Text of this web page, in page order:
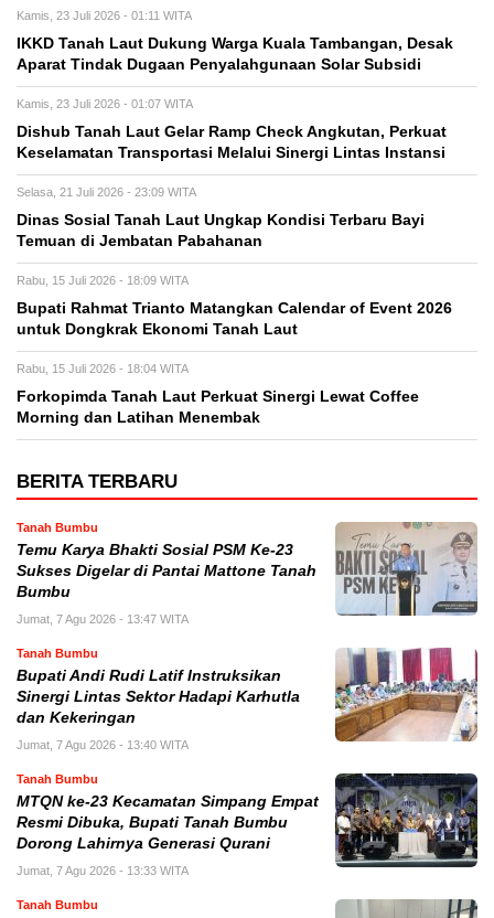
Kamis, 23 Juli 2026 - 01:11 WITA
IKKD Tanah Laut Dukung Warga Kuala Tambangan, Desak
Aparat Tindak Dugaan Penyalahgunaan Solar Subsidi
Kamis, 23 Juli 2026 - 01:07 WITA
Dishub Tanah Laut Gelar Ramp Check Angkutan, Perkuat
Keselamatan Transportasi Melalui Sinergi Lintas Instansi
Selasa, 21 Juli 2026 - 23:09 WITA
Dinas Sosial Tanah Laut Ungkap Kondisi Terbaru Bayi
Temuan di Jembatan Pabahanan
Rabu, 15 Juli 2026 - 18:09 WITA
Bupati Rahmat Trianto Matangkan Calendar of Event 2026
untuk Dongkrak Ekonomi Tanah Laut
Rabu, 15 Juli 2026 - 18:04 WITA
Forkopimda Tanah Laut Perkuat Sinergi Lewat Coffee
Morning dan Latihan Menembak
BERITA TERBARU
Tanah Bumbu
Temu Karya Bhakti Sosial PSM Ke-23
Sukses Digelar di Pantai Mattone Tanah
Bumbu
Jumat, 7 Agu 2026 - 13:47 WITA
Tanah Bumbu
Bupati Andi Rudi Latif Instruksikan
Sinergi Lintas Sektor Hadapi Karhutla
dan Kekeringan
Jumat, 7 Agu 2026 - 13:40 WITA
Tanah Bumbu
MTQN ke-23 Kecamatan Simpang Empat
Resmi Dibuka, Bupati Tanah Bumbu
Dorong Lahirnya Generasi Qurani
Jumat, 7 Agu 2026 - 13:33 WITA
Tanah Bumbu